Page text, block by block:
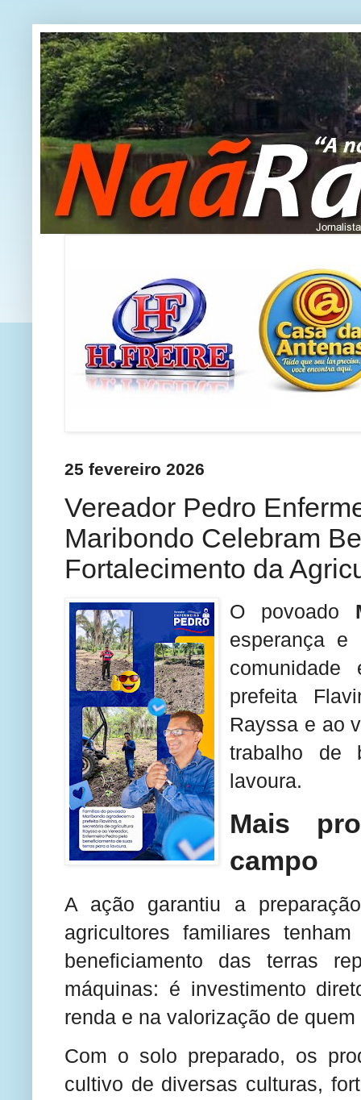
25 fevereiro 2026
Vereador Pedro
Maribondo Celebram
Fortalecimento da
O povoado
esperança e
comunidade
prefeita
Rayssa e ao
trabalho de
lavoura.
Mais
campo
A ação garantiu a
agricultores familiares
beneficiamento das terras
máquinas: é investimento
renda e na valorização de
Com o solo preparado, os
cultivo de diversas culturas,